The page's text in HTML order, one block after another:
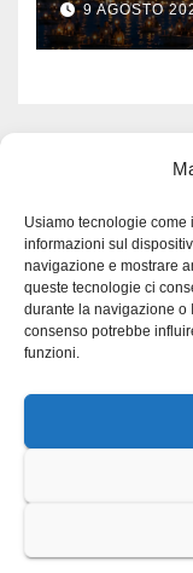
Usiamo tecnologie come
informazioni sul
navigazione e mostrare
queste tecnologie ci
durante la navigazione o
consenso potrebbe
funzioni.
9 AGOSTO
Proudly powered by